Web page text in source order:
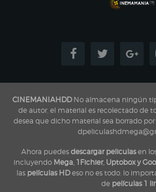
CINEMANIAHDDNo almacena ningún
de autor, el material es recolectado de
desea que dicho material sea borrado
Ahora puedes descargar peliculasen
incluyendo Mega, 1Fichier, Uptobox y
las películas HDeso no es todo, lo
de películas 1